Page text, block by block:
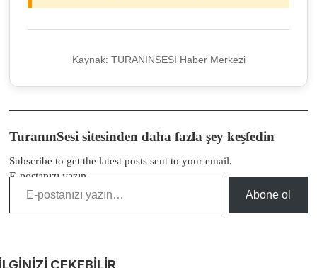
Kaynak: TURANINSESİ Haber Merkezi
TuranınSesi sitesinden daha fazla şey keşfedin
Subscribe to get the latest posts sent to your email.
E-postanızı yazın…
Abone ol
ÇEKEBİLİR